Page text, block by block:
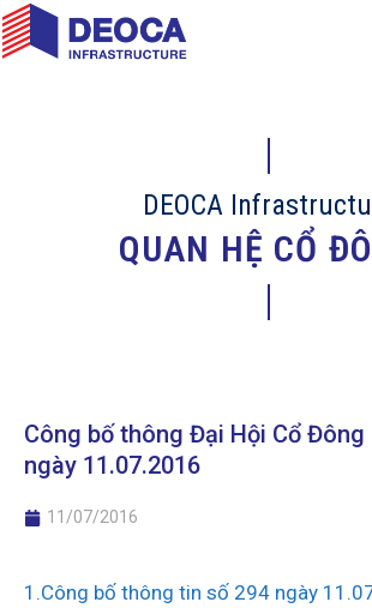
DEOCA
QUAN HỆ CỔ
Công bố thông Đại Hội Cổ
ngày 11.07.2016
11/07/2016
1.Công bố thông tin số 294 ngày